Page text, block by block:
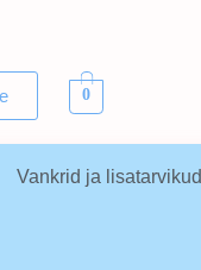
0
Vankrid ja lisatarvikud